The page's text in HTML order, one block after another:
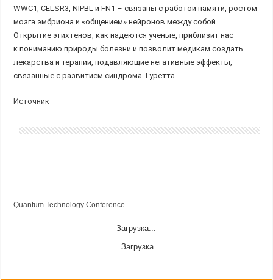
WWC1, CELSR3, NIPBL и FN1 – связаны с работой памяти, ростом
мозга эмбриона и «общением» нейронов между собой.
Открытие этих генов, как надеются ученые, приблизит нас
к пониманию природы болезни и позволит медикам создать
лекарства и терапии, подавляющие негативные эффекты,
связанные с развитием синдрома Туретта.
Источник
Quantum Technology Conference
Загрузка...
Загрузка...